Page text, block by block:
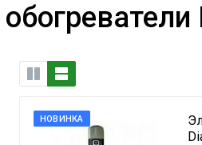
НОВИНКА